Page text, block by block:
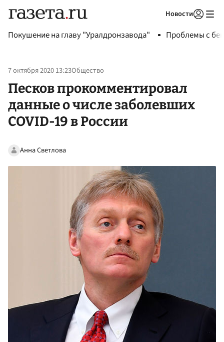
Новости
Покушение на главу "Уралдронзавода" Проблемы с
7 октября 2020 13:23Общество
Песков прокомментировал
данные о числе заболевших
COVID-19 в России
Анна Светлова